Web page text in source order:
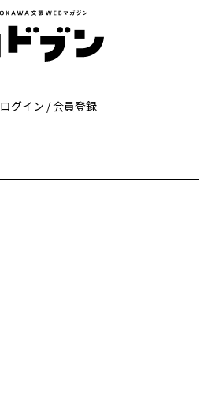
ログイン / 会員登録